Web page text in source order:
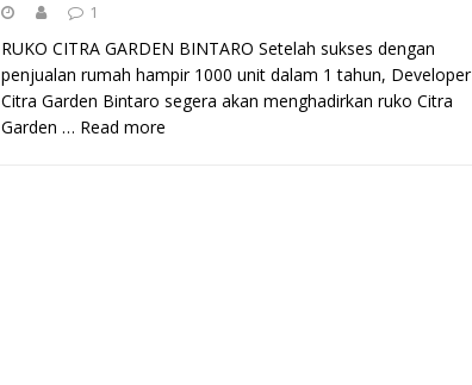
1
RUKO CITRA GARDEN BINTARO Setelah sukses dengan
penjualan rumah hampir 1000 unit dalam 1 tahun, Developer
Citra Garden Bintaro segera akan menghadirkan ruko Citra
Garden … Read more